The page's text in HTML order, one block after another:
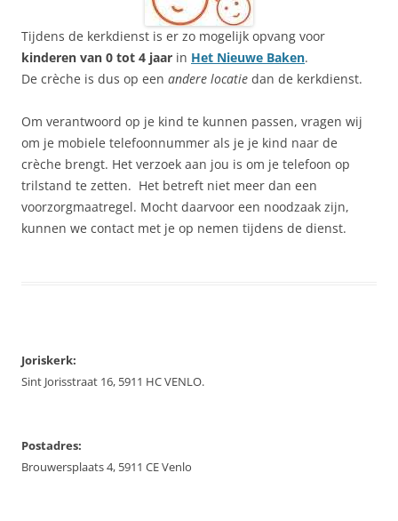
Tijdens de kerkdienst is er zo mogelijk opvang voor
kinderen van 0 tot 4 jaar in Het Nieuwe Baken.
De crèche is dus op een andere locatie dan de kerkdienst.
Om verantwoord op je kind te kunnen passen, vragen wij
om je mobiele telefoonnummer als je je kind naar de
crèche brengt. Het verzoek aan jou is om je telefoon op
trilstand te zetten. Het betreft niet meer dan een
voorzorgmaatregel. Mocht daarvoor een noodzaak zijn,
kunnen we contact met je op nemen tijdens de dienst.
Joriskerk:
Sint Jorisstraat 16, 5911 HC VENLO.
Postadres:
Brouwersplaats 4, 5911 CE Venlo